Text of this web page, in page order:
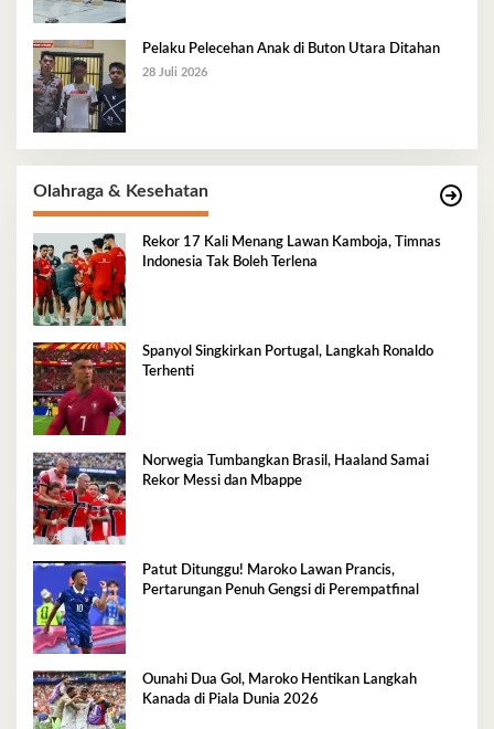
Pelaku Pelecehan Anak di Buton Utara Ditahan
28 Juli 2026
Olahraga & Kesehatan
Rekor 17 Kali Menang Lawan Kamboja, Timnas
Indonesia Tak Boleh Terlena
Spanyol Singkirkan Portugal, Langkah Ronaldo
Terhenti
Norwegia Tumbangkan Brasil, Haaland Samai
Rekor Messi dan Mbappe
Patut Ditunggu! Maroko Lawan Prancis,
Pertarungan Penuh Gengsi di Perempatfinal
Ounahi Dua Gol, Maroko Hentikan Langkah
Kanada di Piala Dunia 2026